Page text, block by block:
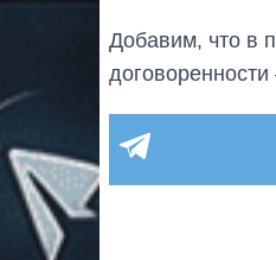
Добавим, что в